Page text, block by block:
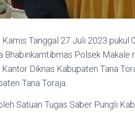
Kamis Tanggal 27 Juli 2023 pukul
Polsek Makale
Kantor Diknas Kabupaten Tana
Tana Toraja.
Satuan Tugas Saber Pungli